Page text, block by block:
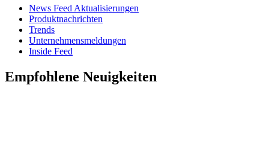
News Feed Aktualisierungen
Produktnachrichten
Trends
Unternehmensmeldungen
Inside Feed
Empfohlene Neuigkeiten